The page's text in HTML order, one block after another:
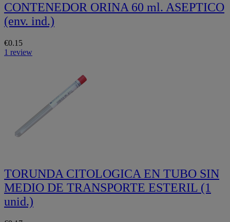
CONTENEDOR ORINA 60 ml. ASEPTICO
(env. ind.)
€0.15
1 review
TORUNDA CITOLOGICA EN TUBO SIN
MEDIO DE TRANSPORTE ESTERIL (1
unid.)